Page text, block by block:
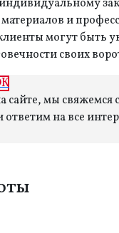
и
могут быть
своих
сайте, мы свяжемся
на все